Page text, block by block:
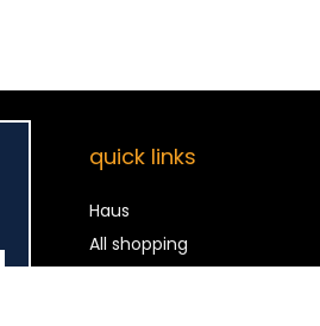
quick links
Haus
All shopping